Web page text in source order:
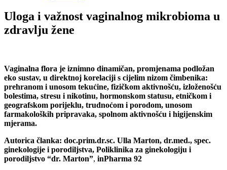
Uloga i važnost vaginalnog mikrobioma u
zdravlju žene
Vaginalna flora je iznimno dinamičan, promjenama podložan
eko sustav, u direktnoj korelaciji s cijelim nizom čimbenika:
prehranom i unosom tekućine, fizičkom aktivnošću, izloženošću
bolestima, stresu i nikotinu, hormonskom statusu, etničkom i
geografskom porijeklu, trudnoćom i porodom, unosom
farmakoloških pripravaka, spolnom aktivnošću i higijenskim
mjerama.
Autorica članka: doc.prim.dr.sc. Ulla Marton, dr.med., spec.
ginekologije i porodiljstva, Poliklinika za ginekologiju i
porodiljstvo “dr. Marton”, inPharma 92